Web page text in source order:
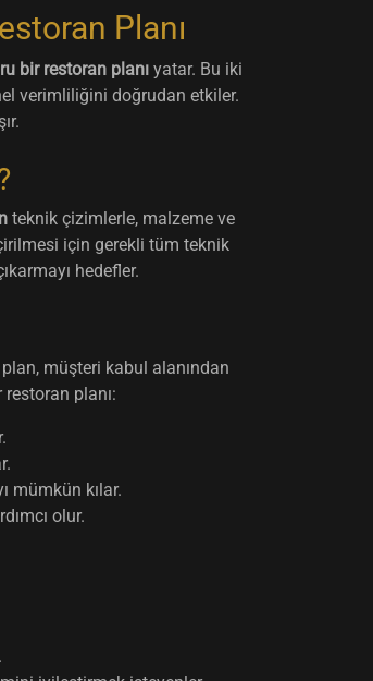
Planı
bir restoran planı yatar. Bu iki
verimliliğini doğrudan etkiler.
teknik çizimlerle, malzeme ve
için gerekli tüm teknik
hedefler.
müşteri kabul alanından
planı:
mümkün kılar.
olur.